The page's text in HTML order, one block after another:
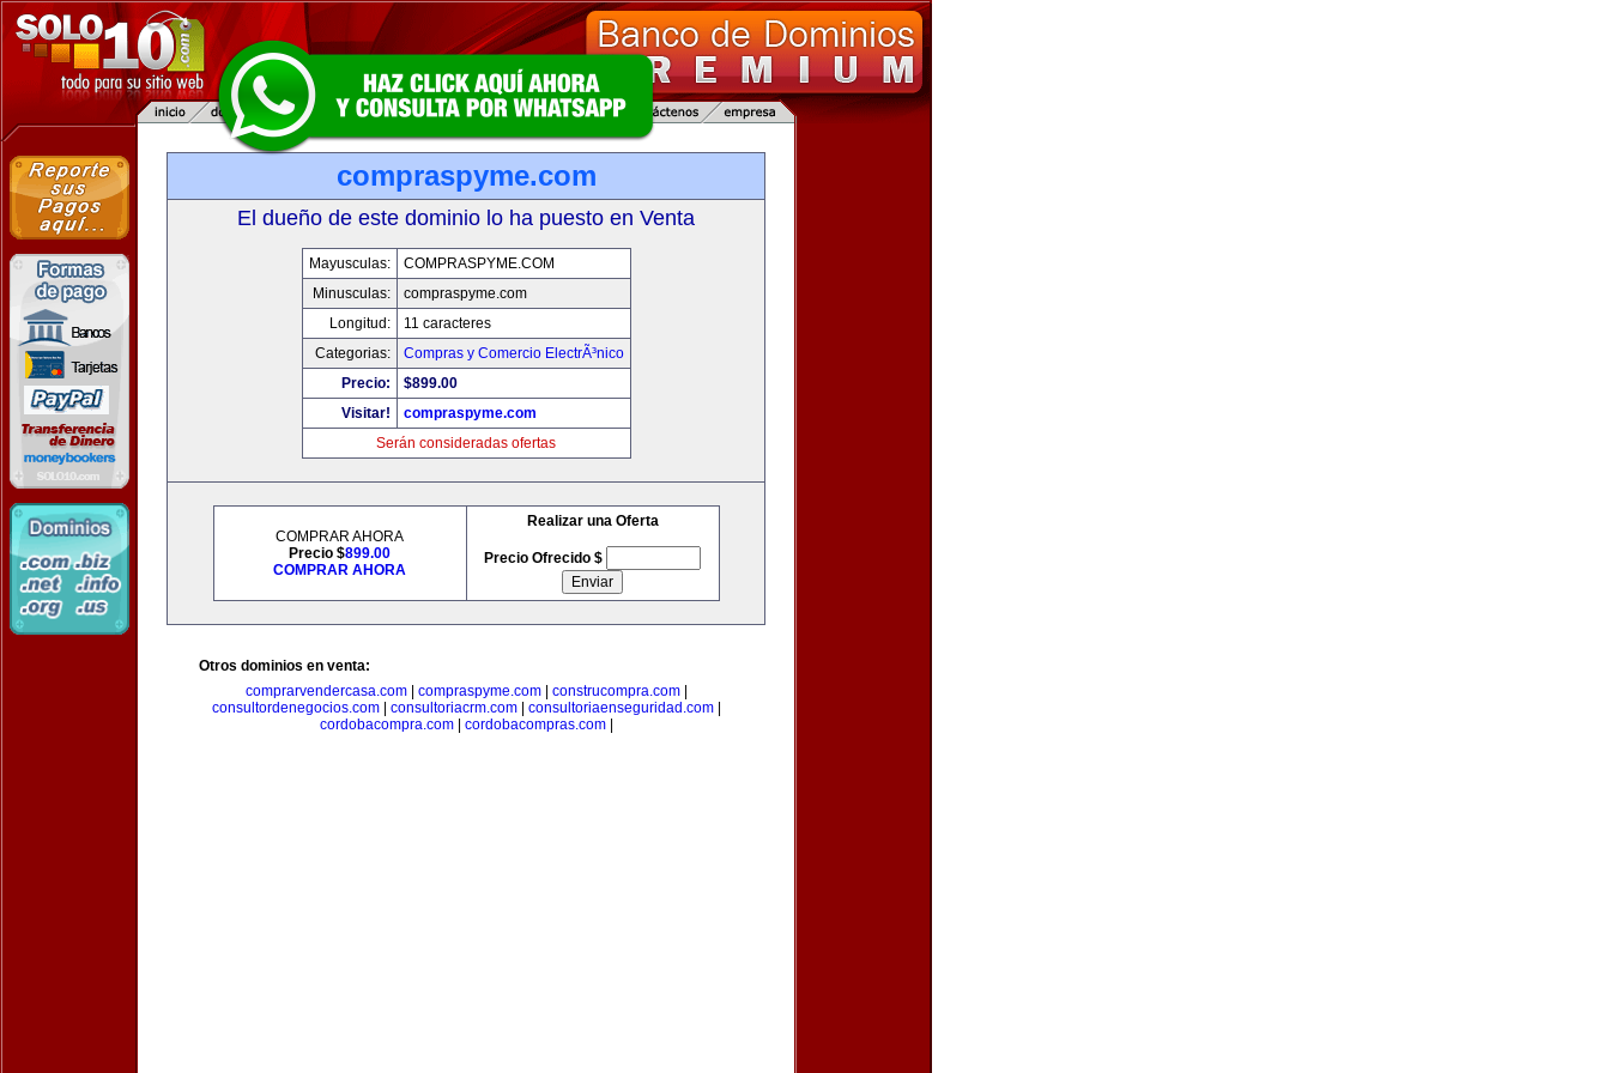
compraspyme.com
El dueño de este dominio lo ha puesto en Venta
Mayusculas:
COMPRASPYME.COM
Minusculas:
compraspyme.com
Longitud:
11 caracteres
Categorias:
Compras y Comercio ElectrÃ³nico
Precio:
$899.00
Visitar!
compraspyme.com
Serán consideradas ofertas
COMPRAR AHORA
Precio $899.00
COMPRAR AHORA
Realizar una Oferta
Precio Ofrecido $
Otros dominios en venta:
comprarvendercasa.com| compraspyme.com| construcompra.com|
consultordenegocios.com| consultoriacrm.com| consultoriaenseguridad.com|
cordobacompra.com| cordobacompras.com|